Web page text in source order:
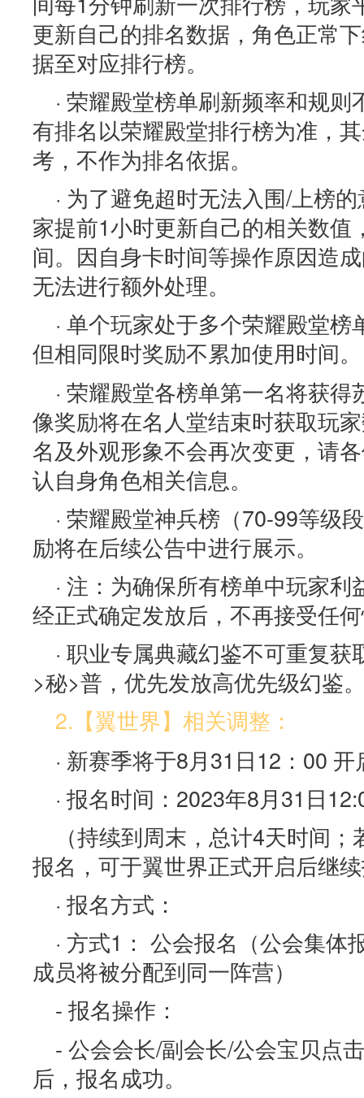
更新自己的排名数据，角色正常
据至对应排行榜。
· 荣耀殿堂榜单刷新频率和规
有排名以荣耀殿堂排行榜为准，
考，不作为排名依据。
· 为了避免超时无法入围/上榜
家提前1小时更新自己的相关数值
间。因自身卡时间等操作原因造
无法进行额外处理。
· 单个玩家处于多个荣耀殿堂
但相同限时奖励不累加使用时间。
· 荣耀殿堂各榜单第一名将获
像奖励将在名人堂结束时获取玩
名及外观形象不会再次变更，请
认自身角色相关信息。
· 荣耀殿堂神兵榜（70-99等级
励将在后续公告中进行展示。
· 注：为确保所有榜单中玩家
经正式确定发放后，不再接受任
· 职业专属典藏幻鉴不可重复
>秘>普，优先发放高优先级幻鉴
2.【翼世界】相关调整 ：
· 新赛季将于8月31日12：00
· 报名时间：2023年8月31日
（持续到周末，总计4天时间
报名，可于翼世界正式开启后继
· 报名方式：
· 方式1： 公会报名（公会集体
成员将被分配到同一阵营）
- 报名操作：
- 公会会长/副会长/公会宝贝点
后，报名成功。